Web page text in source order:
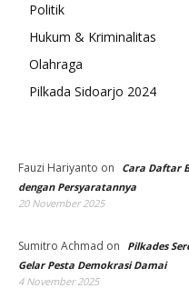
Politik
Hukum & Kriminalitas
Olahraga
Pilkada Sidoarjo 2024
Fauzi Hariyanto on
Cara Daftar
dengan Persyaratannya
20 November 2025
Sumitro Achmad on
Pilkades
Gelar Pesta Demokrasi Damai
4 November 2025